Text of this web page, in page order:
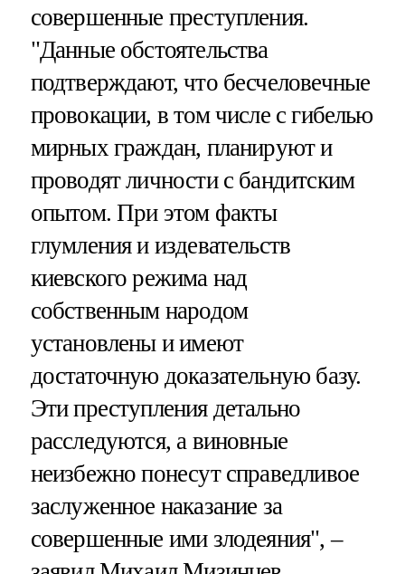
совершенные преступления.
"Данные обстоятельства
подтверждают, что бесчеловечные
провокации, в том числе с гибелью
мирных граждан, планируют и
проводят личности с бандитским
опытом. При этом факты
глумления и издевательств
киевского режима над
собственным народом
установлены и имеют
достаточную доказательную базу.
Эти преступления детально
расследуются, а виновные
неизбежно понесут справедливое
заслуженное наказание за
совершенные ими злодеяния", –